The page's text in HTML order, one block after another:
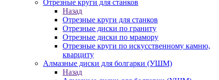
Отрезные круги для станков
Назад
Отрезные круги для станков
Отрезные диски по граниту
Отрезные диски по мрамору
Отрезные круги по искусственному камню,
кварциту
Алмазные диски для болгарки (УШМ)
Назад